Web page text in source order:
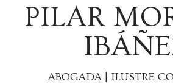
PILAR
ABOGADA | ILUSTRE